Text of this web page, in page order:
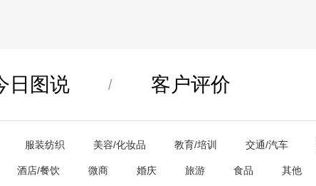
日图说 / 客户评价
服装纺织 美容/化妆品 教育/培训 交通/汽车
酒店/餐饮 微商 婚庆 旅游 食品 其他